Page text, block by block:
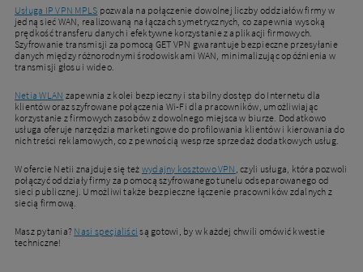
Usługa IP VPN MPLS pozwala na połączenie dowolnej liczby oddziałów firmy w
jedną sieć WAN, realizowaną na łączach symetrycznych, co zapewnia wysoką
prędkość transferu danych i efektywne korzystanie z aplikacji firmowych.
Szyfrowanie transmisji za pomocą GET VPN gwarantuje bezpieczne przesyłanie
danych między różnorodnymi środowiskami WAN, minimalizując opóźnienia w
transmisji głosu i wideo.
Netia WLAN zapewnia z kolei bezpieczny i stabilny dostęp do Internetu dla
klientów oraz szyfrowane połączenia Wi-Fi dla pracowników, umożliwiając
korzystanie z firmowych zasobów z dowolnego miejsca w biurze. Dodatkowo
usługa oferuje narzędzia marketingowe do profilowania klientów i kierowania do
nich treści reklamowych, co z pewnością wesprze sprzedaż dodatkowych usług.
W ofercie Netii znajduje się też wydajny kosztowo VPN , czyli usługa, która pozwoli
połączyć oddziały firmy za pomocą szyfrowanego tunelu odseparowanego od
sieci publicznej. Umożliwi także bezpieczne łączenie pracowników zdalnych z
siecią firmową.
Masz pytania? Nasi specjaliści są gotowi, by w każdej chwili omówić kwestie
techniczne!